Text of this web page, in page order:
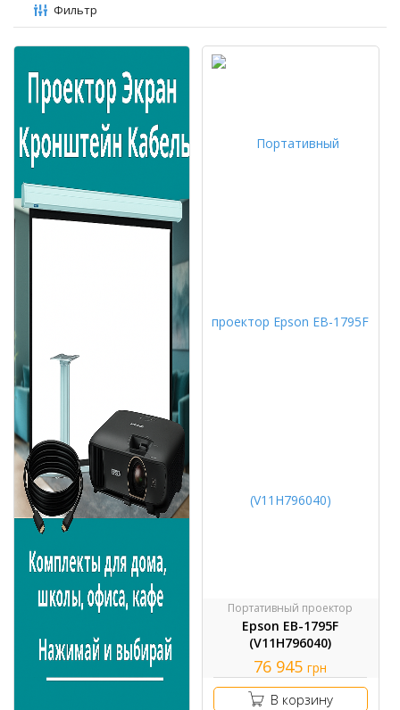
Фильтр
Портативный проектор
Epson EB-1795F
(V11H796040)
76 945 грн
В корзину